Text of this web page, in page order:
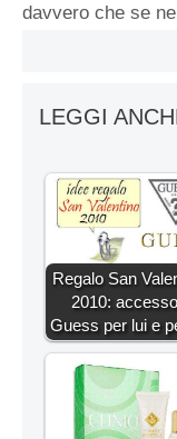
davvero che se
LEGGI
Regalo San
2010:
Guess per lui e